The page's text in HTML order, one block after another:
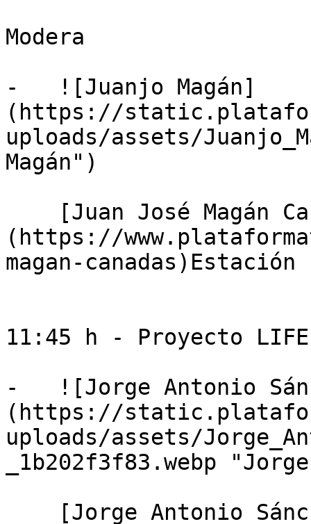
Modera
-   ![Juanjo Magán]
(https://
uploads/assets/
Magán")
(https://
magan-
11:45 h - Proyecto LIFE-
-   ![Jorge Antonio
(https://
uploads/assets/
_1b202f3f83.webp